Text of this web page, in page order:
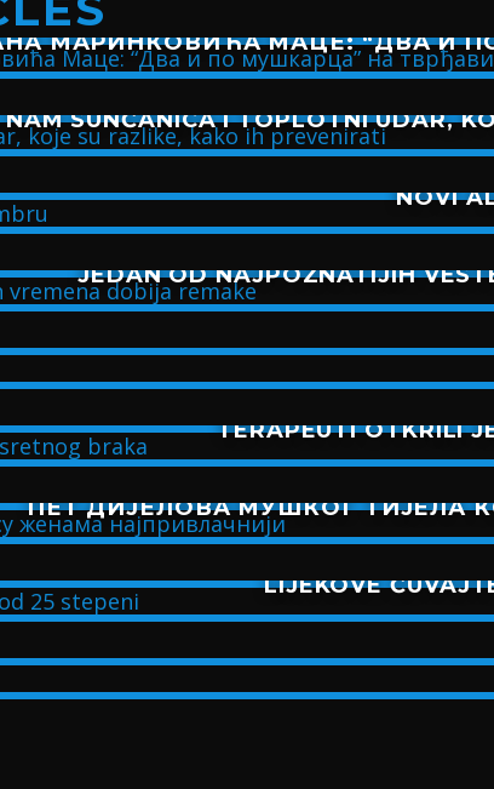
МАРИНКОВИЋА МАЦЕ: “ДВА И
NAM SUNČANICA I TOPLOTNI UDAR,
NOVI
JEDAN OD NAJPOZNATIJIH
TERAPEUTI OTKRILI
ПЕТ ДИЈЕЛОВА МУШКОГ ТИЈЕЛА
LIJEKOVE